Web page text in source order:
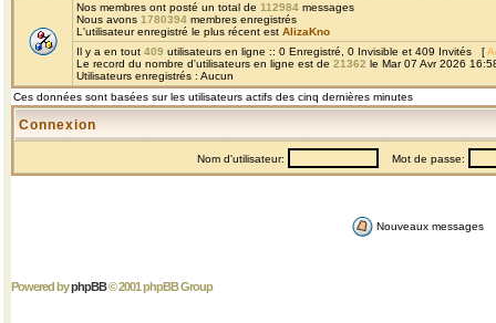
Nos membres ont posté un total de 112984 messages
Nous avons 1780394 membres enregistrés
L'utilisateur enregistré le plus récent est AlizaKno
Il y a en tout 409 utilisateurs en ligne :: 0 Enregistré, 0 Invisible et 409 Invités [
Le record du nombre d'utilisateurs en ligne est de 21362 le Mar 07 Avr 2026
Utilisateurs enregistrés : Aucun
Ces données sont basées sur les utilisateurs actifs des cinq dernières minutes
Connexion
Nom d'utilisateur: Mot de passe:
Nouveaux messages
Powered byphpBB© 2001 phpBB Group